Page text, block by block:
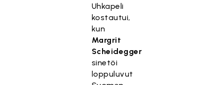
Uhkapeli
kostautui,
kun
Margrit
Scheidegger
sinetöi
loppuluvut